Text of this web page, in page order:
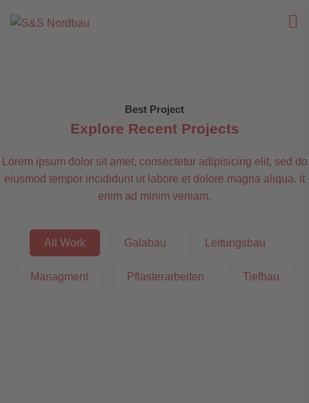
Best Project
Explore Recent Projects
Lorem ipsum dolor sit amet, consectetur adipisicing elit, sed do
eiusmod tempor incididunt ut labore et dolore magna aliqua. it
enim ad minim veniam,
All Work Galabau Leitungsbau
Managment Pflasterarbeiten Tiefbau